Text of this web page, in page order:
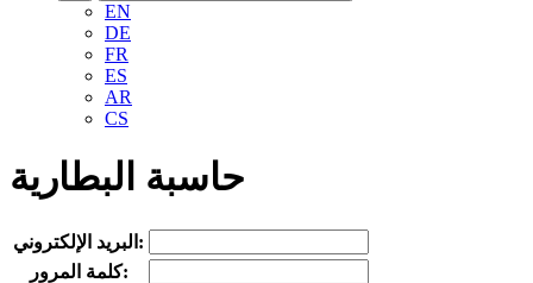
EN
DE
FR
ES
AR
CS
حاسبة البطارية
البريد الإلكتروني:
كلمة المرور: